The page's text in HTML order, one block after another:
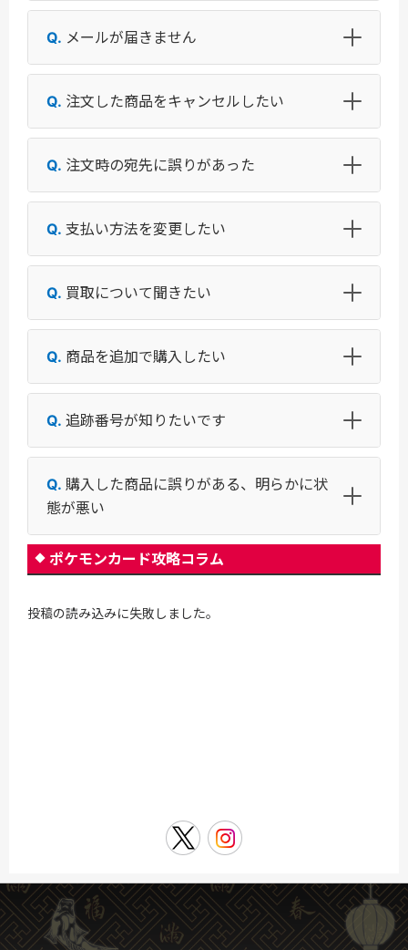
メールが届きません
注文した商品をキャンセルしたい
注文時の宛先に誤りがあった
支払い方法を変更したい
買取について聞きたい
商品を追加で購入したい
追跡番号が知りたいです
購入した商品に誤りがある、明らかに状
態が悪い
ポケモンカード攻略コラム
投稿の読み込みに失敗しました。